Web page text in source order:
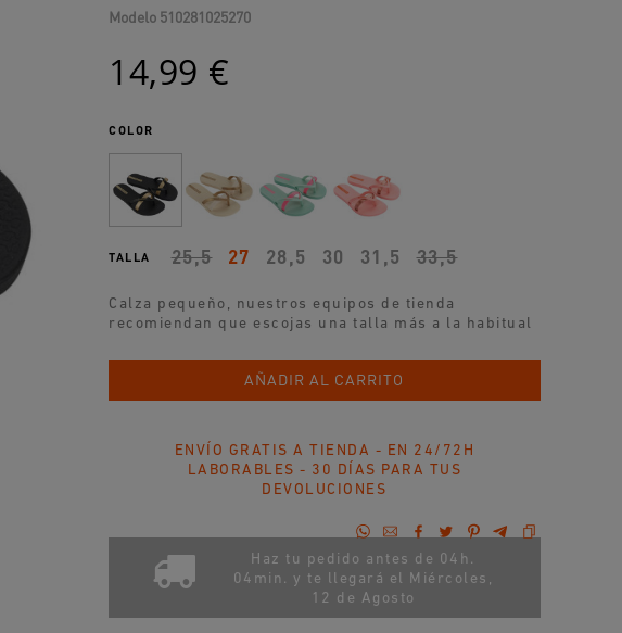
Modelo 510281025270
14,99 €
COLOR
TALLA 25,5 27 28,5 30 31,5 33,5
Calza pequeño, nuestros equipos de tienda
recomiendan que escojas una talla más a la habitual
AÑADIR AL CARRITO
ENVÍO GRATIS A TIENDA - EN 24/72H
LABORABLES - 30 DÍAS PARA TUS
DEVOLUCIONES
Haz tu pedido antes de 04h.
04min. y te llegará el Miércoles,
12 de Agosto